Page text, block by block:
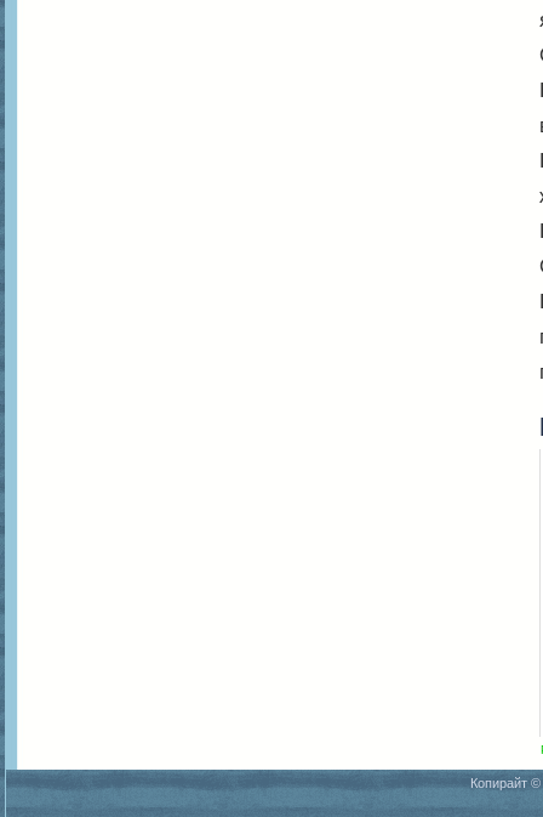
Копирайт